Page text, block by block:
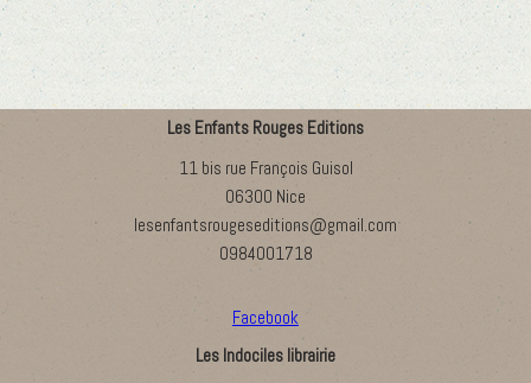
Les Enfants Rouges Editions
11 bis rue François Guisol
06300 Nice
lesenfantsrougeseditions@gmail.com
0984001718
Facebook
Les Indociles librairie